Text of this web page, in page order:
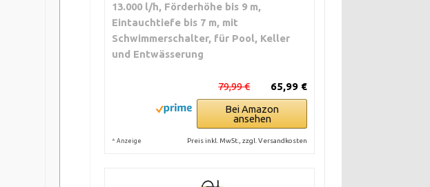
13.000 l/h, Förderhöhe bis 9 m,
Eintauchtiefe bis 7 m, mit
Schwimmerschalter, für Pool, Keller
und Entwässerung
65,99 €
79,99 €
Bei Amazon
ansehen
* Anzeige Preis inkl. MwSt., zzgl. Versandkosten